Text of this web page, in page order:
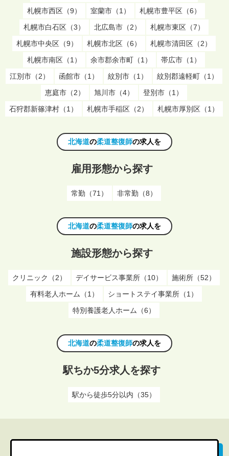
札幌市西区（9）
室蘭市（1）
札幌市豊平区（6）
札幌市白石区（3）
北広島市（2）
札幌市東区（7）
札幌市中央区（9）
札幌市北区（6）
札幌市清田区（2）
札幌市南区（1）
余市郡余市町（1）
帯広市（1）
江別市（2）
函館市（1） 紋別市（1）
紋別郡遠軽町（1）
恵庭市（2）
旭川市（4）
登別市（1）
石狩郡新篠津村（1）
札幌市手稲区（2） 札幌市厚別区（1）
北海道の柔道整復師の求人を
雇用形態から探す
常勤（71） 非常勤（8）
北海道の柔道整復師の求人を
施設形態から探す
クリニック（2） デイサービス事業所（10）
施術所（52）
有料老人ホーム（1）
ショートステイ事業所（1）
特別養護老人ホーム（6）
北海道の柔道整復師の求人を
駅ちか5分求人を探す
駅から徒歩5分以内（35）